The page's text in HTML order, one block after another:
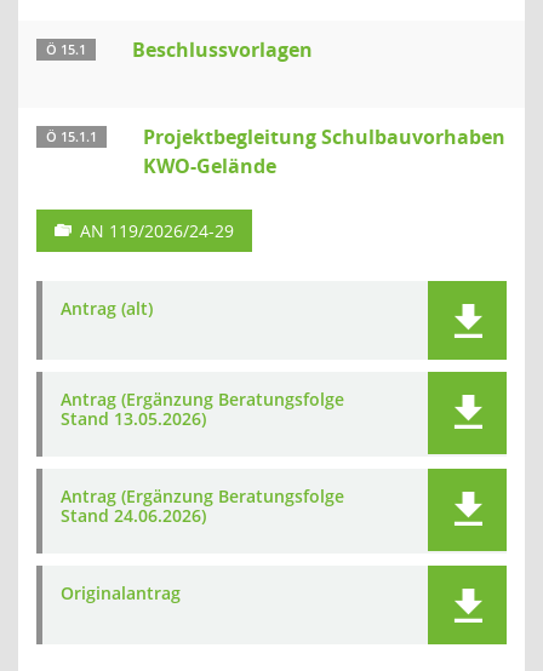
Ö 15.1 Beschlussvorlagen
Ö 15.1.1
Projektbegleitung Schulbauvorhaben
KWO-Gelände
AN 119/2026/24-29
Antrag (alt)
Antrag (Ergänzung Beratungsfolge
Stand 13.05.2026)
Antrag (Ergänzung Beratungsfolge
Stand 24.06.2026)
Originalantrag